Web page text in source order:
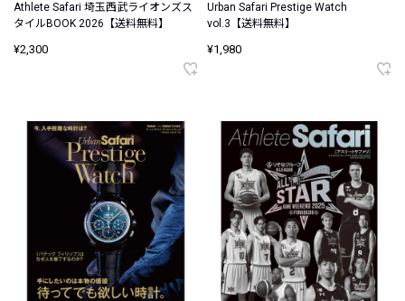
Athlete Safari 埼玉西武ライオンズス
タイルBOOK 2026【送料無料】
¥2,300
Urban Safari Prestige Watch
vol.3【送料無料】
¥1,980